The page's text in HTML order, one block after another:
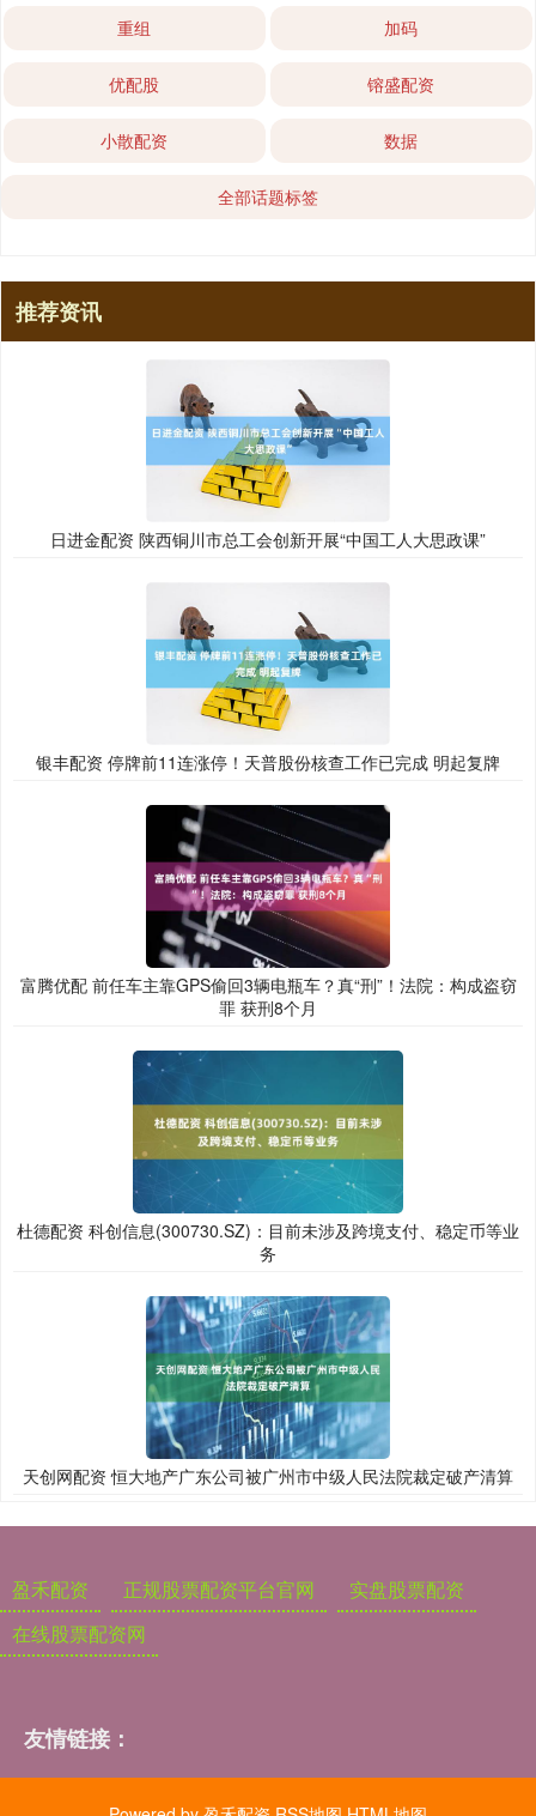
重组 加码
优配股 镕盛配资
小散配资 数据
全部话题标签
推荐资讯
日进金配资 陕西铜川市总工会创新开展“中国工人大思政课”
银丰配资 停牌前11连涨停！天普股份核查工作已完成 明起复牌
富腾优配 前任车主靠GPS偷回3辆电瓶车？真“刑”！法院：构成盗窃
罪 获刑8个月
杜德配资 科创信息(300730.SZ)：目前未涉及跨境支付、稳定币等业
务
天创网配资 恒大地产广东公司被广州市中级人民法院裁定破产清算
盈禾配资 正规股票配资平台官网
实盘股票配资
在线股票配资网
友情链接：